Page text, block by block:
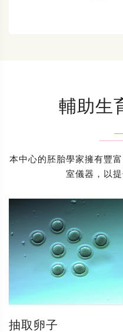
輔助生
本中心的胚胎學家擁有豐
室儀器，以
抽取卵子